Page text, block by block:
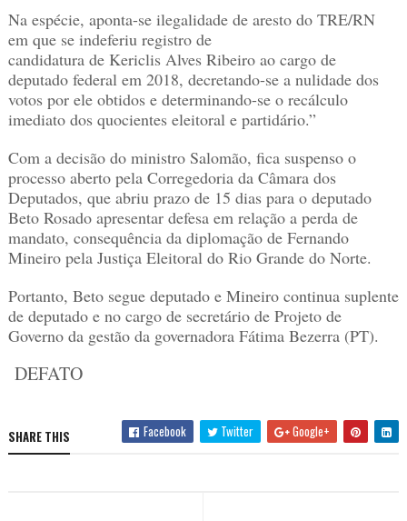
Na espécie, aponta-se ilegalidade de aresto do TRE/RN
em que se indeferiu registro de
candidatura de Kericlis Alves Ribeiro ao cargo de
deputado federal em 2018, decretando-se a nulidade dos
votos por ele obtidos e determinando-se o recálculo
imediato dos quocientes eleitoral e partidário.”
Com a decisão do ministro Salomão, fica suspenso o
processo aberto pela Corregedoria da Câmara dos
Deputados, que abriu prazo de 15 dias para o deputado
Beto Rosado apresentar defesa em relação a perda de
mandato, consequência da diplomação de Fernando
Mineiro pela Justiça Eleitoral do Rio Grande do Norte.
Portanto, Beto segue deputado e Mineiro continua suplente
de deputado e no cargo de secretário de Projeto de
Governo da gestão da governadora Fátima Bezerra (PT).
DEFATO
SHARE THIS Facebook Twitter Google+